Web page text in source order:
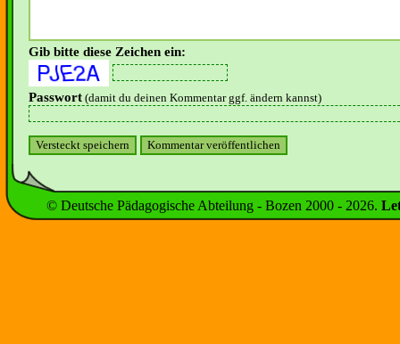
Gib bitte diese Zeichen ein:
Passwort (damit du deinen Kommentar ggf. ändern kannst)
© Deutsche Pädagogische Abteilung - Bozen 2000 - 2026.